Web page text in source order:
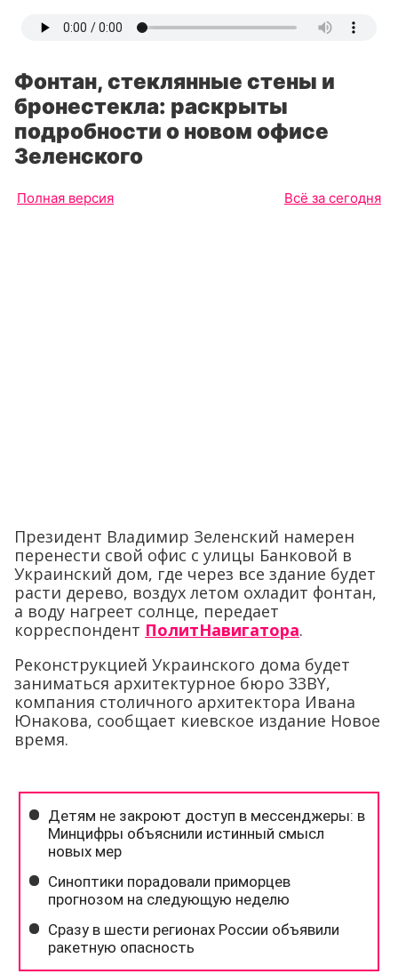
Фонтан, стеклянные стены и
бронестекла: раскрыты
подробности о новом офисе
Зеленского
Полная версия Всё за сегодня
Президент Владимир Зеленский намерен
перенести свой офис с улицы Банковой в
Украинский дом, где через все здание будет
расти дерево, воздух летом охладит фонтан,
а воду нагреет солнце, передает
корреспондент ПолитНавигатора.
Реконструкцией Украинского дома будет
заниматься архитектурное бюро 33BY,
компания столичного архитектора Ивана
Юнакова, сообщает киевское издание Новое
время.